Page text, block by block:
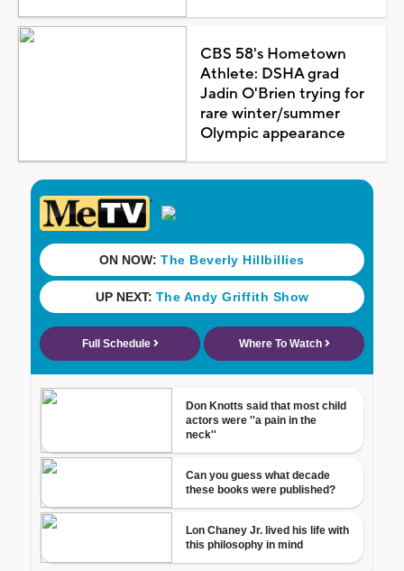
CBS 58's Hometown
Athlete: DSHA grad
Jadin O'Brien trying for
rare winter/summer
Olympic appearance